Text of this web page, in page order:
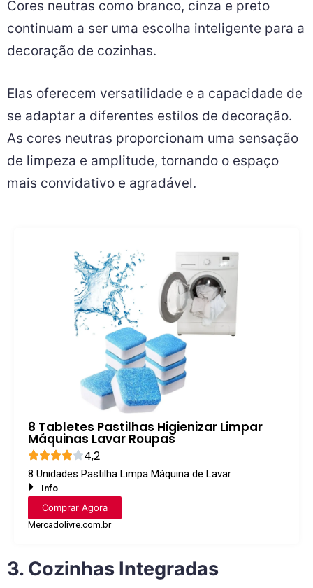
Cores neutras como branco, cinza e preto
continuam a ser uma escolha inteligente para a
decoração de cozinhas.
Elas oferecem versatilidade e a capacidade de
se adaptar a diferentes estilos de decoração.
As cores neutras proporcionam uma sensação
de limpeza e amplitude, tornando o espaço
mais convidativo e agradável.
8 Tabletes Pastilhas Higienizar Limpar
Máquinas Lavar Roupas
4,2
8 Unidades Pastilha Limpa Máquina de Lavar
Info
Comprar Agora
Mercadolivre.com.br
3. Cozinhas Integradas